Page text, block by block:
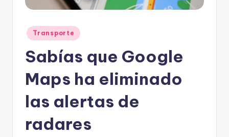
O
nlPublicado
en
Transporte
Sabías que Google
Maps ha eliminado
las alertas de
radares